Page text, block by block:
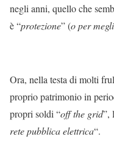
negli anni, quello che
è “protezione” (o per
Ora, nella testa di molti
proprio patrimonio in
propri soldi “off the grid”,
rete pubblica elettrica“.